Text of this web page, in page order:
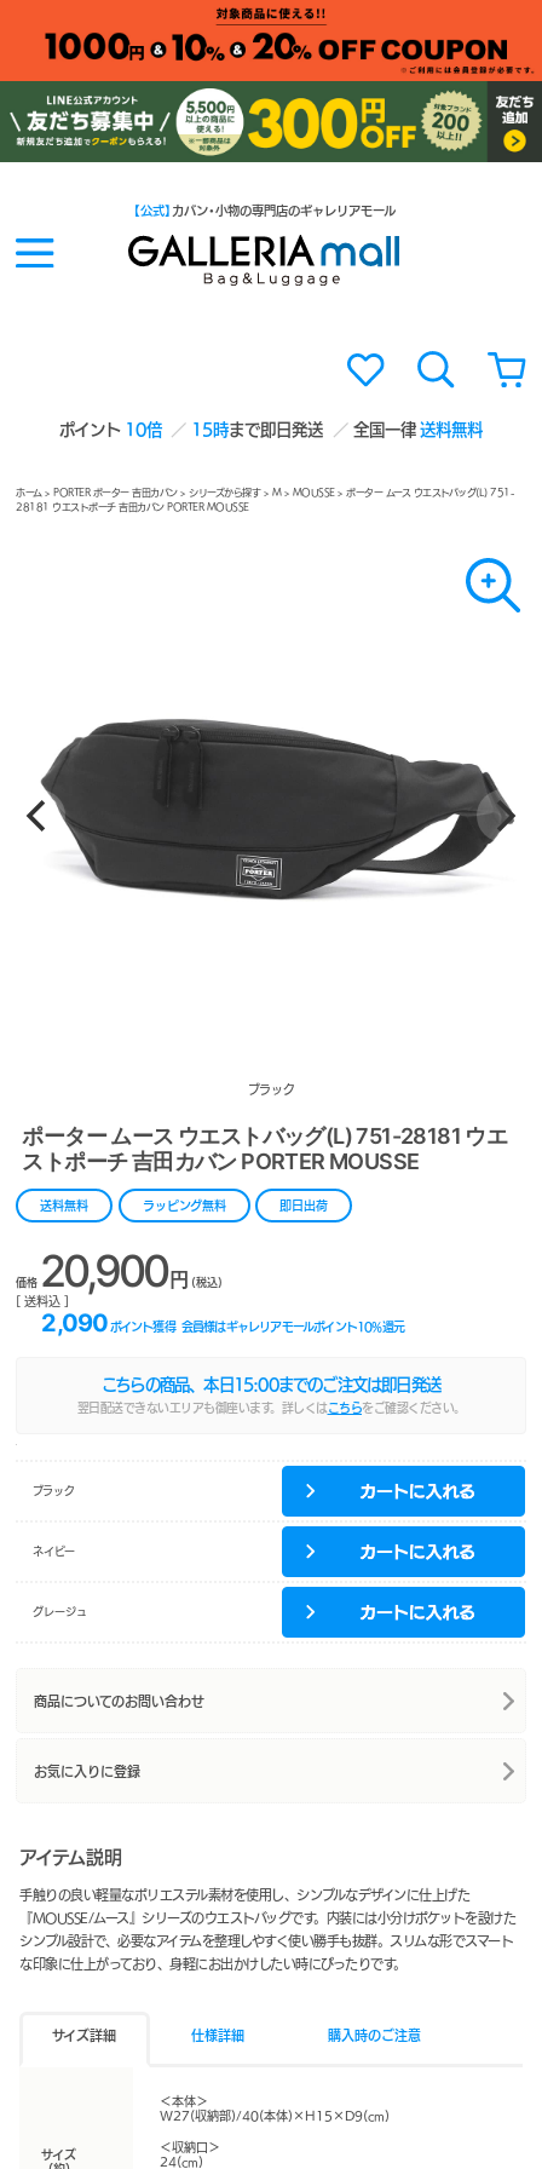
ポイント 10倍 15時まで即日発送 全国一律送料無料
【公式】 カバン・小物の専門店のギャレリアモール
ホーム > PORTER ポーター 吉田カバン>シリーズから探す> M> MOUSSE > ポーター ムース ウエストバッグ(L) 751-
28181 ウエストポーチ 吉田カバン PORTER MOUSSE
ブラック
ポーター ムース ウエストバッグ(L) 751-28181 ウエ
ストポーチ 吉田カバン PORTER MOUSSE
送料無料 ラッピング無料 即日出荷
価格 20,900円 (税込)
[ 送料込 ]
2,090 ポイント獲得 会員様はギャレリアモールポイント10%還元
こちらの商品、本日 15:00までのご注文は即日発送
翌日配送できないエリアも御座います。詳しくは こちらをご確認ください。
ブラック
ネイビー
グレージュ
商品についてのお問い合わせ
お気に入りに登録
アイテム説明
手触りの良い軽量なポリエステル素材を使用し、シンプルなデザインに仕上げた
『MOUSSE/ムース』シリーズのウエストバッグです。内装には小分けポケットを設けた
シンプル設計で、必要なアイテムを整理しやすく使い勝手も抜群。スリムな形でスマート
な印象に仕上がっており、身軽にお出かけしたい時にぴったりです。
サイズ詳細 仕様詳細 購入時のご注意
サイズ
＜本体＞
W27(収納部)/40(本体)×H15×D9(cm)
＜収納口＞
24(cm)